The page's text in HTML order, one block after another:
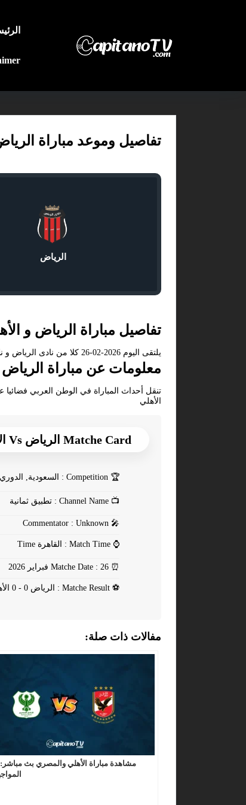
تفاصيل وموعد مباراة الرياض و الأهلي بتاريخ
الرياض
تفاصيل مباراة الرياض و
يلتقى اليوم 2026-02-26 كلا من نادى الرياض و نادي الأهلي فى بطولة السعودية, الدوري السعودي فى تمام الساعه 21:00 بتوقيت مصر.
معلومات عن مباراة الرياض و
تنقل أحداث المباراة في الوطن العربي
الأهلي
Matche Card الرياض Vs الأهلي
🏆
📺
🎤
⌚
⏰
⚽
مفالات ذات صلة:
مشاهدة مباراة الأهلي والمصري بث